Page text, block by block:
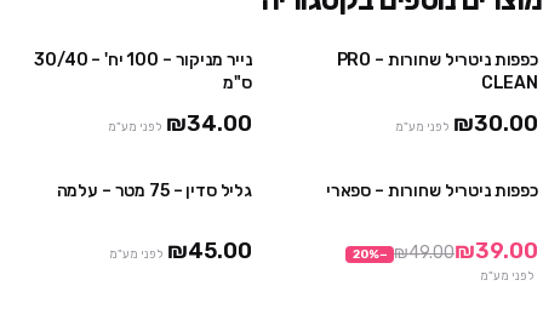
כפפות ניטריל שחורות – PRO
CLEAN
₪30.00 לפני מע"מ
נייר מניקור – 100 יח' – 30/40
ס"מ
₪34.00 לפני מע"מ
כפפות ניטריל שחורות – ספארי
₪39.00
₪49.00
−
20%
לפני מע"מ
גליל סדין – 75 מטר – עלמה
₪45.00 לפני מע"מ